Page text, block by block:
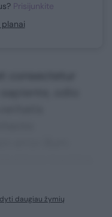
Prisijunkite
daugiau žymių